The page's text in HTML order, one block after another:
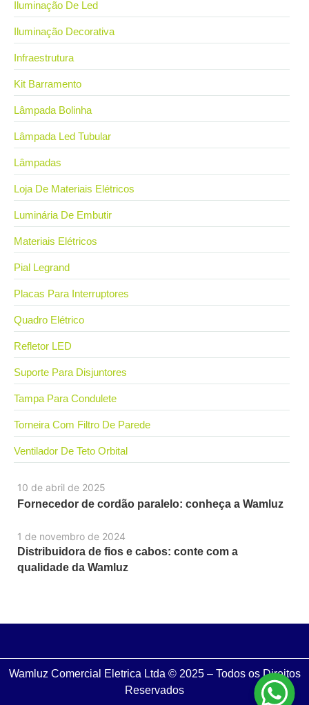
10 de abril de 2025
Fornecedor de cordão paralelo: conheça a Wamluz
1 de novembro de 2024
Distribuidora de fios e cabos: conte com a
qualidade da Wamluz
Iluminação De Led
Iluminação Decorativa
Infraestrutura
Kit Barramento
Lâmpada Bolinha
Lâmpada Led Tubular
Lâmpadas
Loja De Materiais Elétricos
Luminária De Embutir
Materiais Elétricos
Pial Legrand
Placas Para Interruptores
Quadro Elétrico
Refletor LED
Suporte Para Disjuntores
Tampa Para Condulete
Torneira Com Filtro De Parede
Ventilador De Teto Orbital
Wamluz Comercial Eletrica Ltda © 2025 – Todos os Direitos
Reservados